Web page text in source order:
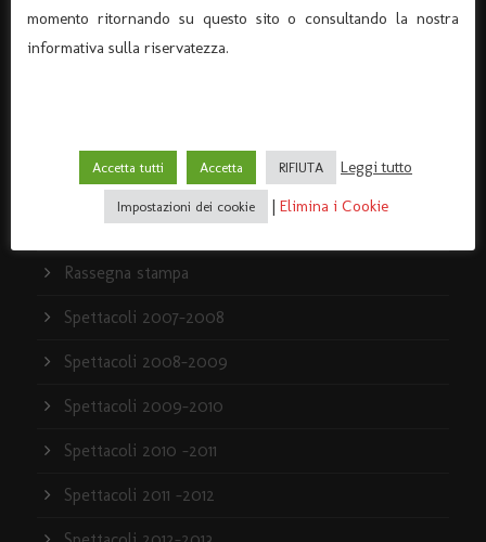
Archivio Spettacoli
News
Rassegna stampa
Spettacoli 2007-2008
Spettacoli 2008-2009
Spettacoli 2009-2010
Spettacoli 2010 -2011
Spettacoli 2011 -2012
momento ritornando su questo sito o consultando la nostra
informativa sulla riservatezza.
Accetta tutti Accetta RIFIUTA Leggi tutto
Impostazioni dei cookie | Elimina i Cookie